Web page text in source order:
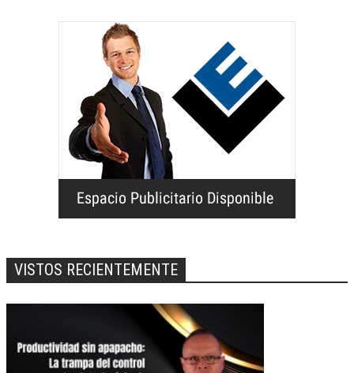
VISTOS RECIENTEMENTE